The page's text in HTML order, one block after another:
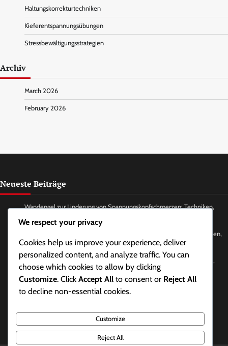
Haltungskorrekturtechniken
Kieferentspannungsübungen
Stressbewältigungsstrategien
Archiv
March 2026
February 2026
Neueste Beiträge
Wandengel zur Linderung von Spannungskopfschmerzen: Techniken,
Gesichtsyoga zur Linderung von Kiefer- und Nackenspannungen: Posen,
Häufigkeit, Vorteile
Zeitmanagement-Techniken zur Stressreduktion: Methoden, Vorteile,
Werkzeuge
Anpassungen des Schreibtisch-Setups zur Reduzierung von
Selbstmassage-Techniken bei Nacken- und Kieferverspannungen:
Methoden, Häufigkeit, Vorteile
We respect your privacy
Cookies help us improve your experience, deliver
personalized content, and analyze traffic. You can
choose which cookies to allow by clicking
Customize. Click Accept All to consent or Reject All
to decline non-essential cookies.
Customize
Reject All